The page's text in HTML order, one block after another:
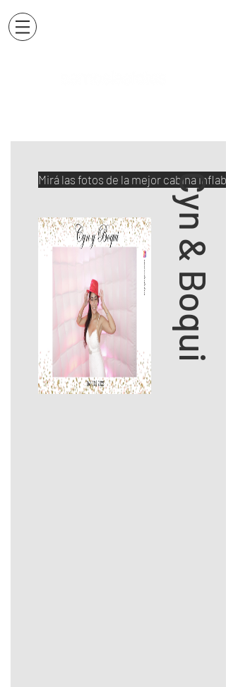
Mirá las fotos de la mejor cabina
Cyn & Boqui